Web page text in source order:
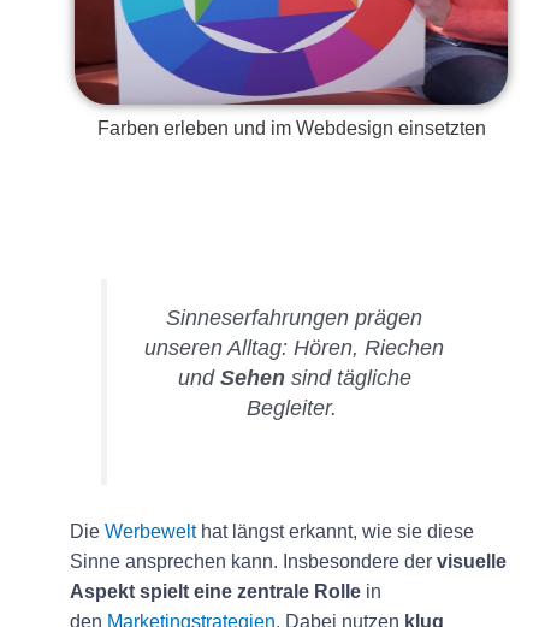
Farben erleben und im Webdesign einsetzten
Sinneserfahrungen prägen
unseren Alltag: Hören, Riechen
und Sehensind tägliche
Begleiter.
Die Werbewelthat längst erkannt, wie sie diese
Sinne ansprechen kann. Insbesondere der visuelle
Aspekt spielt eine zentrale Rolle in
den Marketingstrategien. Dabei nutzen klug